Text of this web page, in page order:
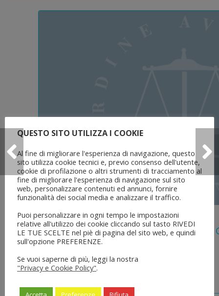
5 Agosto 2026
Legge 28 Luglio 2026 N. 137 “delega
Dell’ordinamento Forense”
QUESTO SITO UTILIZZA I COOKIE
Al fine di migliorare l'esperienza di navigazione, questo
sito utilizza cookie tecnici e, previo consenso dell'utente,
cookie di profilazione o altri strumenti di tracciamento al
fine di migliorare l'esperienza di navigazione sul sito
web, personalizzare contenuti ed annunci, fornire
funzionalità dei social media e analizzare il traffico.
Puoi personalizzare in ogni tempo le impostazioni
relative all'utilizzo dei cookie cliccando sul tasto RIVEDI
LE TUE SCELTE nel piè di pagina del sito web, e quindi
sull'opzione PREFERENZE.
Se vuoi saperne di più, leggi la nostra
"Privacy e Cookie Policy".